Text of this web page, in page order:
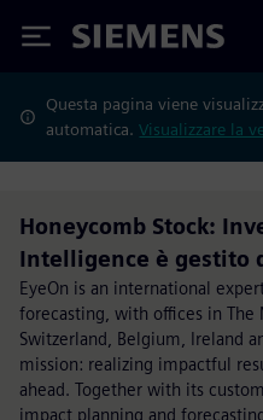
Siemens
Questa pagina viene
automatica.Visualizzare la
Honeycomb Stock:
Intelligence è gestito
EyeOn is an international
forecasting, with offices in The
Switzerland, Belgium, Ireland
mission: realizing impactful
ahead. Together with its
impact planning and